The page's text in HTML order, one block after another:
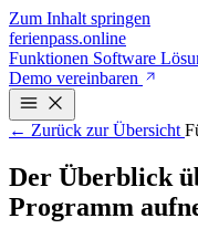
Zum Inhalt springen
ferienpass.online
Funktionen Software
Demo vereinbaren
← Zurück zur Übersicht
Der Überblick
Programm